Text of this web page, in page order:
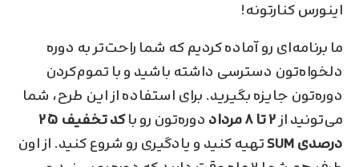
اینورس کنارتونه!
ما برنامه‌ای رو آماده کردیم که شما راحت‌تر به دوره
دلخواه‌تون دسترسی داشته باشید و با تموم‌کردن
دوره‌تون جایزه بگیرید. برای استفاده از این طرح، شما
می‌تونید از۲ تا ۸ مرداد دوره‌تون رو با
کد تخفیف ۲۵
درصدی SUM
تهیه کنید و یادگیری رو شروع کنید. از اون